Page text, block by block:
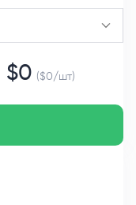
$0 ($0/шт)